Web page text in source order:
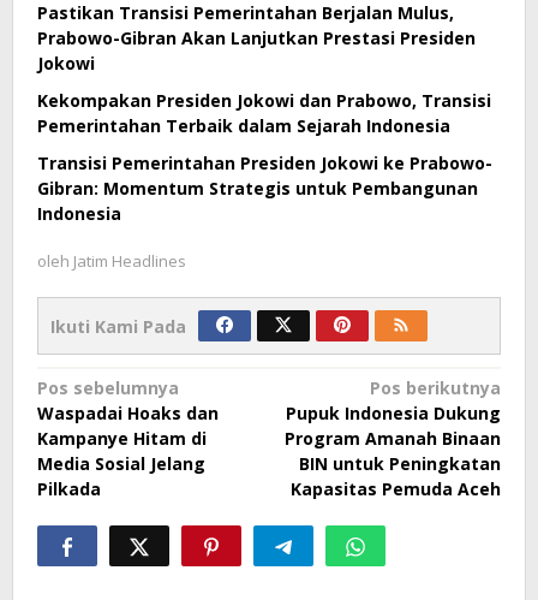
Pastikan Transisi Pemerintahan Berjalan Mulus,
Prabowo-Gibran Akan Lanjutkan Prestasi Presiden
Jokowi
Kekompakan Presiden Jokowi dan Prabowo, Transisi
Pemerintahan Terbaik dalam Sejarah Indonesia
Transisi Pemerintahan Presiden Jokowi ke Prabowo-
Gibran: Momentum Strategis untuk Pembangunan
Indonesia
oleh Jatim Headlines
Ikuti Kami Pada
Navigasi
pos
Pos sebelumnya
Waspadai Hoaks dan
Kampanye Hitam di
Media Sosial Jelang
Pilkada
Pos berikutnya
Pupuk Indonesia Dukung
Program Amanah Binaan
BIN untuk Peningkatan
Kapasitas Pemuda Aceh